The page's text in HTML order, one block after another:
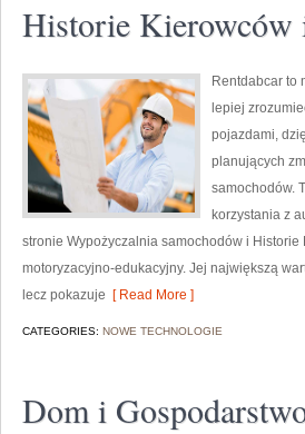
Historie Kierowców
Rentdabcar to
lepiej
pojazdami,
planujących
samochodów.
korzystania z
stronie Wypożyczalnia samochodów i
motoryzacyjno-edukacyjny. Jej największą
lecz pokazuje [ Read More ]
CATEGORIES: NOWE TECHNOLOGIE
Dom i